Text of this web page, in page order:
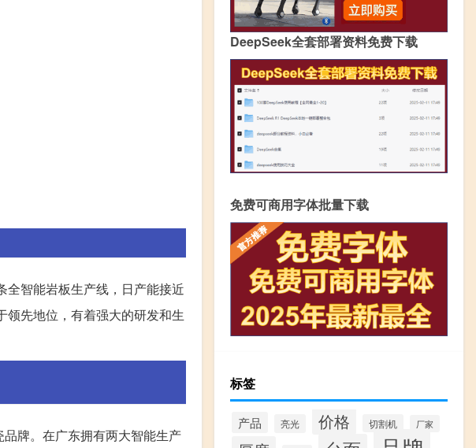
智能岩板生产线，日产能接近
先地位，有着强大的研发和生
牌。在广东拥有两大智能生产
DeepSeek全套部署资料免费下载
免费可商用字体批量下载
标签
产品 亮光 价格 切割机 厂家